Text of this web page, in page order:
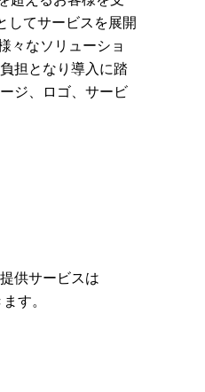
してサービスを展開
々なソリューショ
担となり導入に踏
ジ、ロゴ、サービ
供サービスは
す。